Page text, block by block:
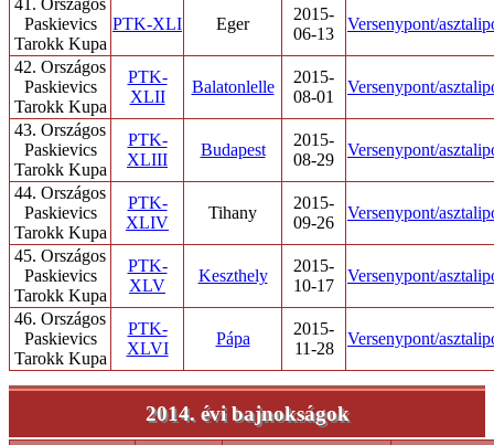
41. Országos
Paskievics
Tarokk Kupa
PTK-XLI Eger
2015-
06-13
Versenypont/
42. Országos
Paskievics
Tarokk Kupa
PTK-
XLII
Balatonlelle
2015-
08-01
Versenypont/
43. Országos
Paskievics
Tarokk Kupa
PTK-
XLIII
Budapest
2015-
08-29
Versenypont/
44. Országos
Paskievics
Tarokk Kupa
PTK-
XLIV
Tihany
2015-
09-26
Versenypont/
45. Országos
Paskievics
Tarokk Kupa
PTK-
XLV
Keszthely
2015-
10-17
Versenypont/
46. Országos
Paskievics
Tarokk Kupa
PTK-
XLVI
Pápa
2015-
11-28
Versenypont/
2014. évi bajnokságok